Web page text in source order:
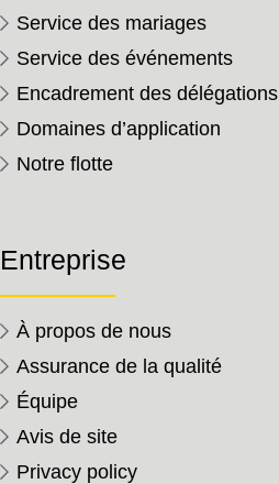
Service des mariages
Service des événements
Encadrement des délégations
Domaines d’application
Notre flotte
Entreprise
À propos de nous
Assurance de la qualité
Équipe
Avis de site
Privacy policy